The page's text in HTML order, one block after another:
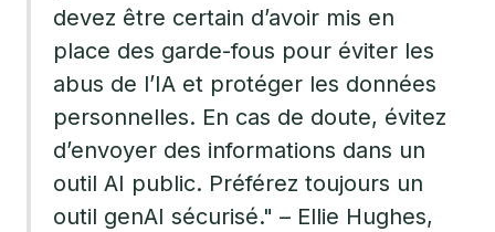
devez être certain d’avoir mis en
place des garde-fous pour éviter les
abus de l’IA et protéger les données
personnelles. En cas de doute, évitez
d’envoyer des informations dans un
outil AI public. Préférez toujours un
outil genAI sécurisé." – Ellie Hughes,